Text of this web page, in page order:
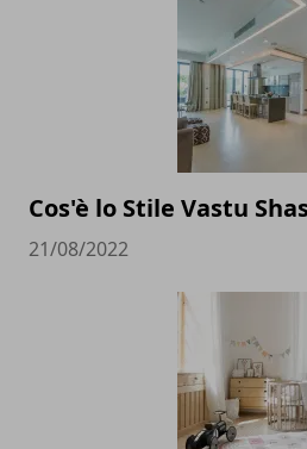
Cos'è lo Stile Vastu
21/08/2022